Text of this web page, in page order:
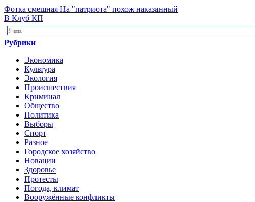
Фотка смешная На "патриота" похож наказанный
В Клуб КП
Рубрики
Экономика
Культура
Экология
Происшествия
Криминал
Общество
Политика
Выборы
Спорт
Разное
Городское хозяйство
Новации
Здоровье
Протесты
Погода, климат
Вооружённые конфликты